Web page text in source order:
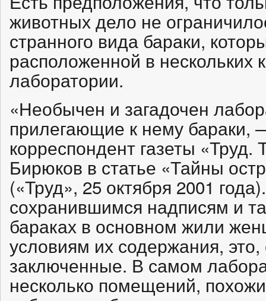
животных дело не
странного вида бараки,
расположенной в нескольких
лаборатории.
«Необычен и загадочен
прилегающие к нему бараки,
корреспондент газеты
Бирюков в статье «Тайны
(«Труд», 25 октября 2001
сохранившимся надписям и
бараках в основном жили
условиям их содержания,
заключенные. В самом
несколько помещений,